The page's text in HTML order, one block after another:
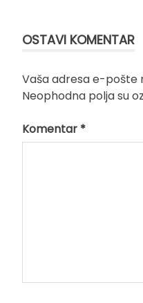
OSTAVI KOMENTAR
Vaša adresa e-pošte
Neophodna polja su
Komentar *